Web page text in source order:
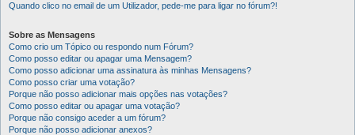
Quando clico no email de um Utilizador, pede-me para ligar no fórum?!
Sobre as Mensagens
Como crio um Tópico ou respondo num Fórum?
Como posso editar ou apagar uma Mensagem?
Como posso adicionar uma assinatura às minhas Mensagens?
Como posso criar uma votação?
Porque não posso adicionar mais opções nas votações?
Como posso editar ou apagar uma votação?
Porque não consigo aceder a um fórum?
Porque não posso adicionar anexos?